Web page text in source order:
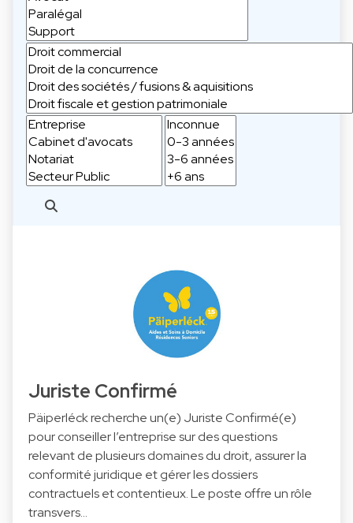
Juriste Confirmé
Päiperléck recherche un(e) Juriste Confirmé(e)
pour conseiller l’entreprise sur des questions
relevant de plusieurs domaines du droit, assurer la
conformité juridique et gérer les dossiers
contractuels et contentieux. Le poste offre un rôle
transvers…